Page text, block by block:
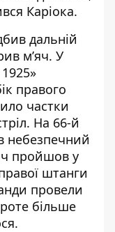
Каріока.
дальній
м’яч. У
правого
частки
На 66-й
небезпечний
пройшов у
штанги
провели
більше